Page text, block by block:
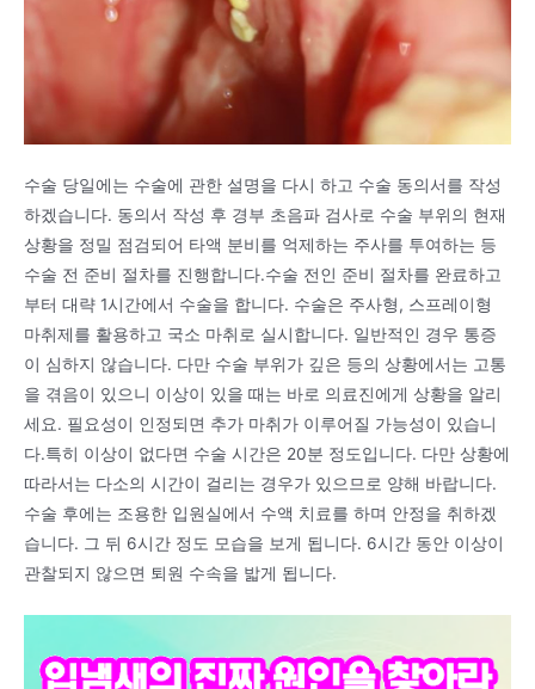
수술 당일에는 수술에 관한 설명을 다시 하고 수술 동의서를 작성
하겠습니다. 동의서 작성 후 경부 초음파 검사로 수술 부위의 현재
상황을 정밀 점검되어 타액 분비를 억제하는 주사를 투여하는 등
수술 전 준비 절차를 진행합니다.수술 전인 준비 절차를 완료하고
부터 대략 1시간에서 수술을 합니다. 수술은 주사형, 스프레이형
마취제를 활용하고 국소 마취로 실시합니다. 일반적인 경우 통증
이 심하지 않습니다. 다만 수술 부위가 깊은 등의 상황에서는 고통
을 겪음이 있으니 이상이 있을 때는 바로 의료진에게 상황을 알리
세요. 필요성이 인정되면 추가 마취가 이루어질 가능성이 있습니
다.특히 이상이 없다면 수술 시간은 20분 정도입니다. 다만 상황에
따라서는 다소의 시간이 걸리는 경우가 있으므로 양해 바랍니다.
수술 후에는 조용한 입원실에서 수액 치료를 하며 안정을 취하겠
습니다. 그 뒤 6시간 정도 모습을 보게 됩니다. 6시간 동안 이상이
관찰되지 않으면 퇴원 수속을 밟게 됩니다.